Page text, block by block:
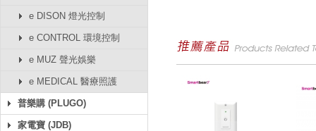
e DISON 燈光控制
e CONTROL 環境控制
e MUZ 聲光娛樂
e MEDICAL 醫療照護
普樂購 (PLUGO)
家電寶 (JDB)